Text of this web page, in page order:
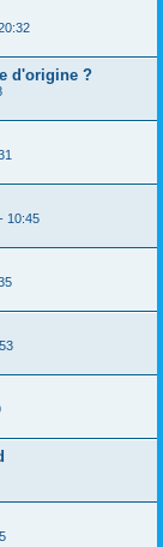
d'origine ?
10:45